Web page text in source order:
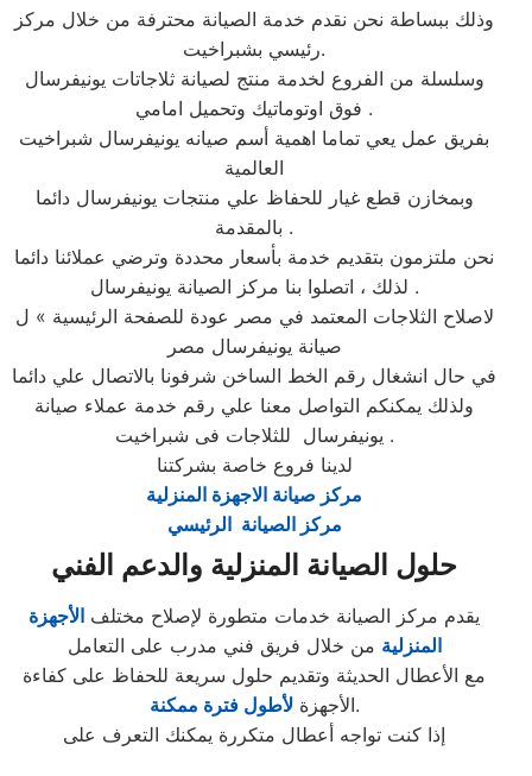
وذلك ببساطة نحن نقدم خدمة الصيانة محترفة من خلال مركز
رئيسي بشبراخيت.
وسلسلة من الفروع لخدمة منتج لصيانة ثلاجاتات يونيفرسال
فوق اوتوماتيك وتحميل امامي .
بفريق عمل يعي تماما اهمية أسم صيانه يونيفرسال شبراخيت
العالمية
وبمخازن قطع غيار للحفاظ علي منتجات يونيفرسال دائما
بالمقدمة .
نحن ملتزمون بتقديم خدمة بأسعار محددة وترضي عملائنا دائما
. لذلك ، اتصلوا بنا مركز الصيانة يونيفرسال
لاصلاح الثلاجات المعتمد في مصر عودة للصفحة الرئيسية » ل
صيانة يونيفرسال مصر
في حال انشغال رقم الخط الساخن شرفونا بالاتصال علي دائما
ولذلك يمكنكم التواصل معنا علي رقم خدمة عملاء صيانة
يونيفرسال للثلاجات فى شبراخيت .
لدينا فروع خاصة بشركتنا
مركز صيانة الاجهزة المنزلية
مركز الصيانة الرئيسي
حلول الصيانة المنزلية والدعم الفني
يقدم مركز الصيانة خدمات متطورة لإصلاح مختلف الأجهزة
المنزلية من خلال فريق فني مدرب على التعامل
مع الأعطال الحديثة وتقديم حلول سريعة للحفاظ على كفاءة
الأجهزةلأطول فترة ممكنة
.
إذا كنت تواجه أعطال متكررة يمكنك التعرف على